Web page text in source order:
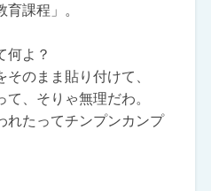
課程」。
何よ？
のまま貼り付けて、
て、そりゃ無理だわ。
たってチンプンカンプ